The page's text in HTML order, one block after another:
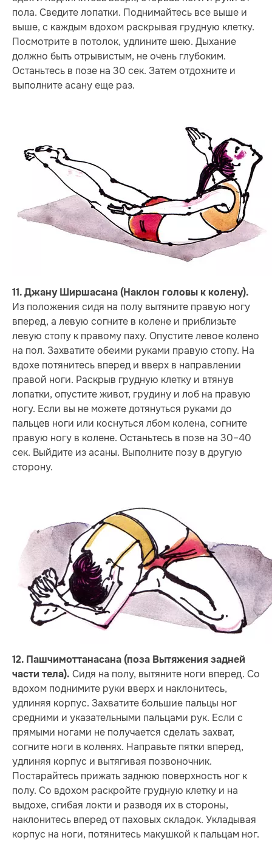
пола. Сведите лопатки. Поднимайтесь все выше и
выше, с каждым вдохом раскрывая грудную клетку.
Посмотрите в потолок, удлините шею. Дыхание
должно быть отрывистым, не очень глубоким.
Останьтесь в позе на 30 сек. Затем отдохните и
выполните асану еще раз.
11. Джану Ширшасана (Наклон головы к колену).
Из положения сидя на полу вытяните правую ногу
вперед, а левую согните в колене и приблизьте
левую стопу к правому паху. Опустите левое колено
на пол. Захватите обеими руками правую стопу. На
вдохе потянитесь вперед и вверх в направлении
правой ноги. Раскрыв грудную клетку и втянув
лопатки, опустите живот, грудину и лоб на правую
ногу. Если вы не можете дотянуться руками до
пальцев ноги или коснуться лбом колена, согните
правую ногу в колене. Останьтесь в позе на 30–40
сек. Выйдите из асаны. Выполните позу в другую
сторону.
12. Пашчимоттанасана (поза Вытяжения задней
части тела). Сидя на полу, вытяните ноги вперед. Со
вдохом поднимите руки вверх и наклонитесь,
удлиняя корпус. Захватите большие пальцы ног
средними и указательными пальцами рук. Если с
прямыми ногами не получается сделать захват,
согните ноги в коленях. Направьте пятки вперед,
удлиняя корпус и вытягивая позвоночник.
Постарайтесь прижать заднюю поверхность ног к
полу. Со вдохом раскройте грудную клетку и на
выдохе, сгибая локти и разводя их в стороны,
наклонитесь вперед от паховых складок. Укладывая
корпус на ноги, потянитесь макушкой к пальцам ног.